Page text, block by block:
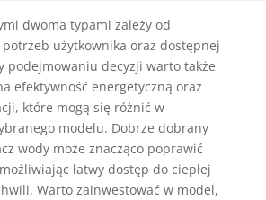
dwoma typami zależy od
użytkownika oraz dostępnej
podejmowaniu decyzji warto także
efektywność energetyczną oraz
które mogą się różnić w
modelu. Dobrze dobrany
wody może znacząco poprawić
łatwy dostęp do ciepłej
Warto zainwestować w model,